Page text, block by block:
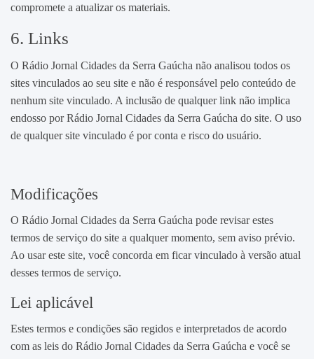
compromete a atualizar os materiais.
6. Links
O Rádio Jornal Cidades da Serra Gaúcha não analisou todos os
sites vinculados ao seu site e não é responsável pelo conteúdo de
nenhum site vinculado. A inclusão de qualquer link não implica
endosso por Rádio Jornal Cidades da Serra Gaúcha do site. O uso
de qualquer site vinculado é por conta e risco do usuário.
Modificações
O Rádio Jornal Cidades da Serra Gaúcha pode revisar estes
termos de serviço do site a qualquer momento, sem aviso prévio.
Ao usar este site, você concorda em ficar vinculado à versão atual
desses termos de serviço.
Lei aplicável
Estes termos e condições são regidos e interpretados de acordo
com as leis do Rádio Jornal Cidades da Serra Gaúcha e você se